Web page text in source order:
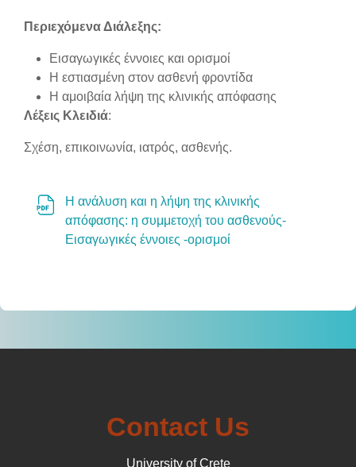
Section outline
Περιεχόμενα Διάλεξης:
Εισαγωγικές έννοιες και ορισμοί
Η εστιασμένη στον ασθενή φροντίδα
Η αμοιβαία λήψη της κλινικής απόφασης
Λέξεις Κλειδιά:
Σχέση, επικοινωνία, ιατρός, ασθενής.
Η ανάλυση και η λήψη της κλινικής
απόφασης: η συμμετοχή του ασθενούς-
Εισαγωγικές έννοιες -ορισμοί
Contact Us
University of Crete